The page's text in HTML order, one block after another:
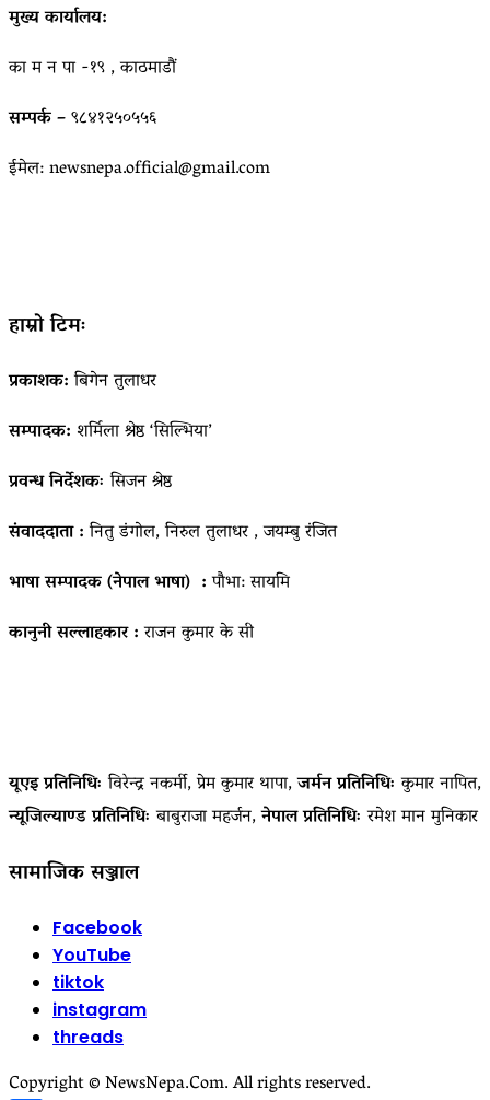
मुख्य कार्यालय:
का म न पा -१९ , काठमाडौं
सम्पर्क –९८४१२५०५५६
ईमेल: newsnepa.official@gmail.com
हाम्रो टिमः
प्रकाशक:बिगेन तुलाधर
सम्पादक: शर्मिला श्रेष्ठ ‘सिल्भिया’
प्रवन्ध निर्देशकःसिजन श्रेष्ठ
संवाददाता :नितु डंगोल, निरुल तुलाधर , जयम्बु रंजित
भाषा सम्पादक (नेपाल भाषा) :पौभा: सायमि
कानुनी सल्लाहकार :राजन कुमार के सी
यूएइ प्रतिनिधिः विरेन्द्र नकर्मी, प्रेम कुमार थापा,जर्मन प्रतिनिधिः कुमार नापित,
न्यूजिल्याण्ड प्रतिनिधिः बाबुराजा महर्जन,नेपाल प्रतिनिधिः रमेश मान मुनिकार
सामाजिक सञ्जाल
Facebook
YouTube
tiktok
instagram
threads
Copyright © NewsNepa.Com. All rights reserved.